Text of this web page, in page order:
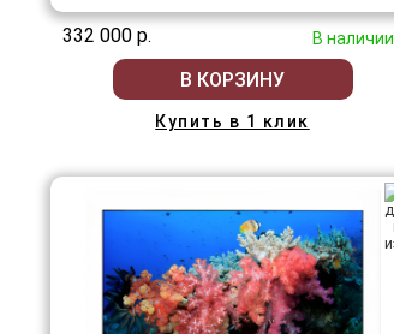
332 000 р. В наличии
В КОРЗИНУ
Купить в 1 клик